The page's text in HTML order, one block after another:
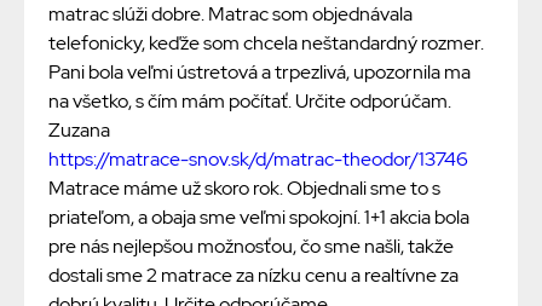
matrac slúži dobre. Matrac som objednávala
telefonicky, keďže som chcela neštandardný rozmer.
Pani bola veľmi ústretová a trpezlivá, upozornila ma
na všetko, s čím mám počítať. Určite odporúčam.
Zuzana
https://matrace-snov.sk/d/matrac-theodor/13746
Matrace máme už skoro rok. Objednali sme to s
priateľom, a obaja sme veľmi spokojní. 1+1 akcia bola
pre nás nejlepšou možnosťou, čo sme našli, takže
dostali sme 2 matrace za nízku cenu a realtívne za